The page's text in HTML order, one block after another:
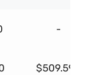
-
$509.596